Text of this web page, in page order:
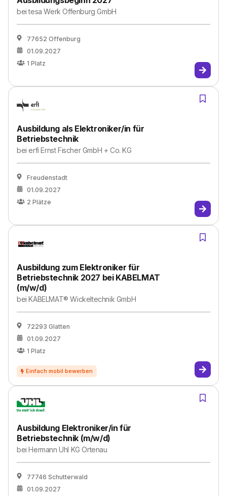
beitesa Werk Offenburg GmbH
77652 Offenburg
01.09.2027
1 Platz
Ausbildung als Elektroniker/in für
Betriebstechnik
beierfi Ernst Fischer GmbH + Co. KG
Freudenstadt
01.09.2027
2 Plätze
Ausbildung zum Elektroniker für
Betriebstechnik 2027 bei KABELMAT
(m/w/d)
beiKABELMAT® Wickeltechnik GmbH
72293 Glatten
01.09.2027
1 Platz
Ausbildung Elektroniker/in für
Betriebstechnik (m/w/d)
beiHermann Uhl KG Ortenau
77746 Schutterwald
01.09.2027